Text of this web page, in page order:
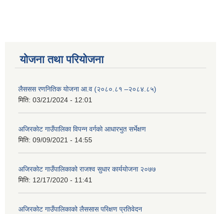
योजना तथा परियोजना
लैससस रणनितिक योजना आ.व (२०८०.८१ –२०८४.८५)
मिति: 03/21/2024 - 12:01
अजिरकाेट गाउँपालिका विपन्न वर्गकाे आधारभुत सर्भेक्षण
मिति: 09/09/2021 - 14:55
अजिरकोट गाउँपालिकाको राजश्व सुधार कार्ययोजना २०७७
मिति: 12/17/2020 - 11:41
अजिरकोट गाउँपालिकाको लैससास परिक्षण प्रतिवेदन